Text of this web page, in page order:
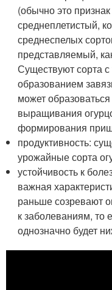
(обычно это
среднеплетистый,
среднеспелых
представляемый,
Существуют сорта
образованием
может
выращивания
формирования
продуктивность:
урожайные сорта
устойчивость к
важная
раньше созревают
к заболеваниям, то
однозначно будет